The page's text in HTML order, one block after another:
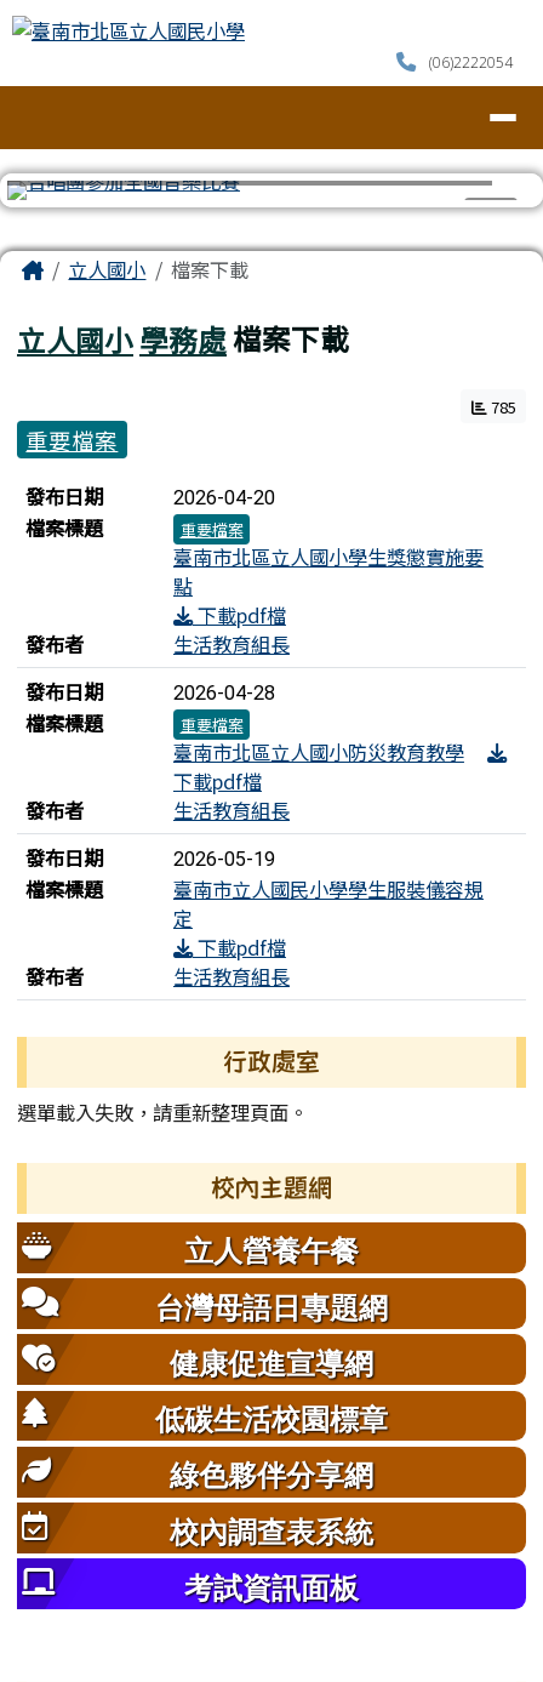
跳至主內容區
臺南市北區立人國民小學
(06)2222054
主內容區域
Home立人國小 檔案下載
立人國小學務處檔案下載
785
重要檔案
檔案列表
發布日期 2026-04-20
檔案標題 重要檔案
臺南市北區立人國小學生獎懲實施要
點
下載pdf檔
發布者
生活教育組長
發布日期
2026-04-28
檔案標題 重要檔案
臺南市北區立人國小防災教育教學
下載pdf檔
發布者
生活教育組長
發布日期
2026-05-19
檔案標題
臺南市立人國民小學學生服裝儀容規
定
下載pdf檔
發布者
生活教育組長
行政處室
選單載入失敗，請重新整理頁面。
校內主題網
立人營養午餐
台灣母語日專題網
健康促進宣導網
低碳生活校園標章
綠色夥伴分享網
校內調查表系統
考試資訊面板
頁尾區域